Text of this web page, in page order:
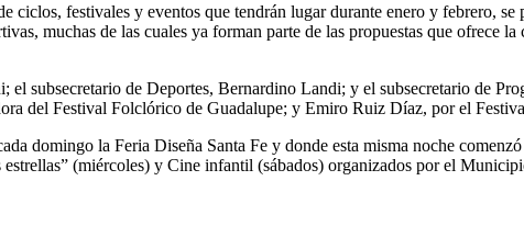
festivales y eventos que tendrán lugar durante enero y febrero, se
muchas de las cuales ya forman parte de las propuestas que ofrece
subsecretario de Deportes, Bernardino Landi; y el subsecretario de
del Festival Folclórico de Guadalupe; y Emiro Ruiz Díaz, por el
domingo la Feria Diseña Santa Fe y donde esta misma noche
(miércoles) y Cine infantil (sábados) organizados por el